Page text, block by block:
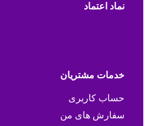
نماد اعتماد
خدمات مشتریان
حساب کاربری
سفارش های من